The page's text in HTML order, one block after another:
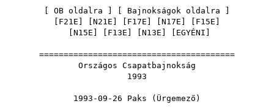
OB oldalra Bajnokságok oldalra
F21E N21E F17E N17E F15E
N15E F13E N13E EGYÉNI
========================================
Országos Csapatbajnokság
1993
1993-09-26 Paks (Ürgemező)